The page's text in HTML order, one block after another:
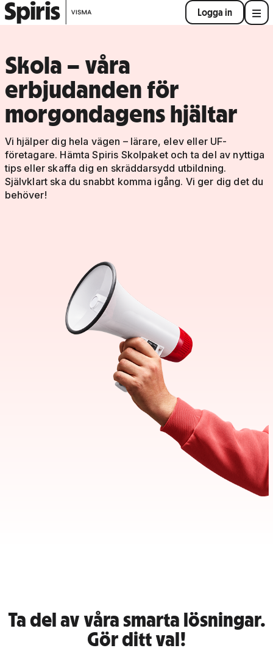
Logga in
Skola – våra
erbjudanden för
morgondagens hjältar
Vi hjälper dig hela vägen – lärare, elev eller UF-
företagare. Hämta Spiris Skolpaket och ta del av nyttiga
tips eller skaffa dig en skräddarsydd utbildning.
Självklart ska du snabbt komma igång. Vi ger dig det du
behöver!
Ta del av våra smarta lösningar.
Gör ditt val!